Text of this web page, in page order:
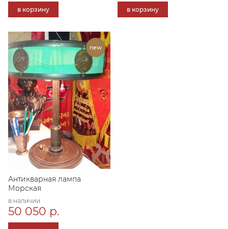
в корзину в корзину
Антикварная лампа
Морская
в наличии
50 050 р.